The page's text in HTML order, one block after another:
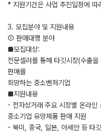
* 지원기간은 사업 추진일정에 따
3. 모집분야 및 지원내용
➀ 판매대행 분야
■모집대상:
전문셀러를 통해 타깃시장(수출
판매를
희망하는 중소벤처기업
■지원내용
- 전자상거래 주요 시장별 온라인
중소기업 유망제품 판매 지원
- 북미, 중국, 일본, 아세안 등 타